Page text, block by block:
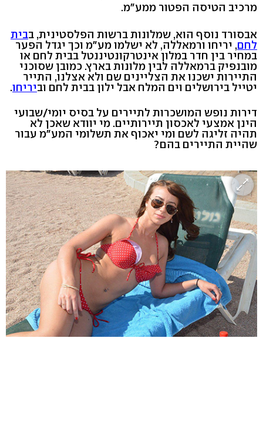
מרכיב הטיסה הפטור ממע"מ.
אבסורד נוסף הוא, שמלונות ברשות הפלסטינית, בבית
לחם, יריחו ורמאללה, לא ישלמו מע"מ וכך יגדל הפער
במחיר בין חדר במלון אינטרקונטיננטל בבית לחם או
מובנפיק ברמאללה לבין מלונות בארץ. כמובן שסוכני
התיירות ישכנו את הצליינים שם ולא אצלנו, התייר
יטייל בירושלים וים המלח אבל ילון בבית לחם וביריחו.
דירות נופש המושכרות לתיירים על בסיס יומי/שבועי
הינן אמצעי לאכסון תיירותיים. מי יוודא שאכן לא
תהיה זליגה לשם ומי יאכוף את תשלומי המע"מ עבור
שהיית התיירים בהם?